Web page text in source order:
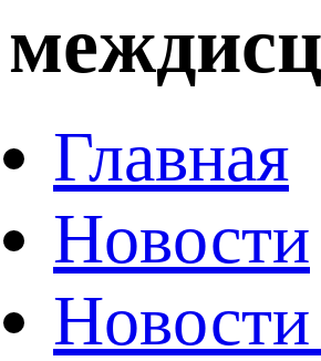
Главная
Новости